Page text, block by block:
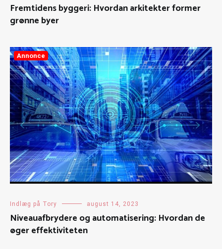
Fremtidens byggeri: Hvordan arkitekter former
grønne byer
Annonce
Indlæg på Tory august 14, 2023
Niveauafbrydere og automatisering: Hvordan de
øger effektiviteten